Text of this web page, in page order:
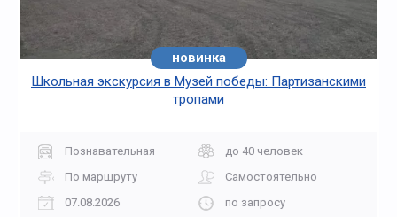
новинка
Школьная экскурсия в Музей победы: Партизанскими
тропами
Познавательная
до 40 человек
По маршруту
Самостоятельно
07.08.2026
по запросу